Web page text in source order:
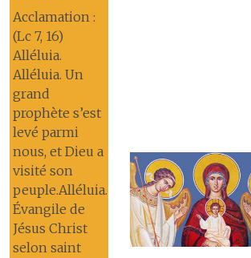
Acclamation :
(Lc 7, 16)
Alléluia.
Alléluia. Un
grand
prophète s’est
levé parmi
nous, et Dieu a
visité son
peuple.Alléluia.
Évangile de
Jésus Christ
selon saint